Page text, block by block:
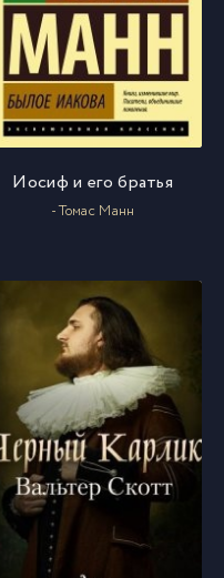
Иосиф и его братья
- Томас Манн